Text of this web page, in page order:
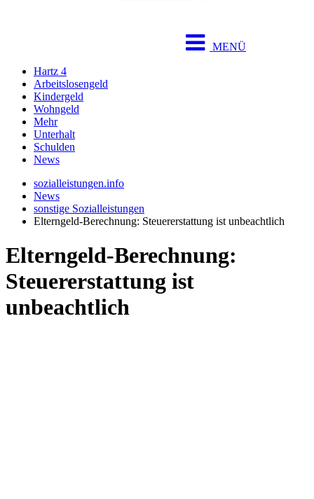
MENÜ
Hartz 4
Arbeitslosengeld
Kindergeld
Wohngeld
Mehr
Unterhalt
Schulden
News
sozialleistungen.info
News
sonstige Sozialleistungen
Elterngeld-Berechnung: Steuererstattung ist unbeachtlich
Elterngeld-Berechnung:
Steuererstattung ist
unbeachtlich